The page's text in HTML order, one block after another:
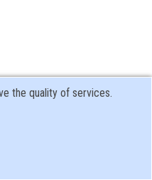
the quality of services.